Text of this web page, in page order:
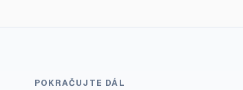
POKRAČUJTE DÁL